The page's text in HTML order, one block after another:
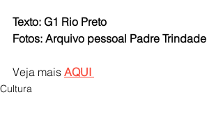
Texto: G1 Rio Preto
Fotos: Arquivo pessoal Padre Trindade
Veja mais AQUI
Cultura